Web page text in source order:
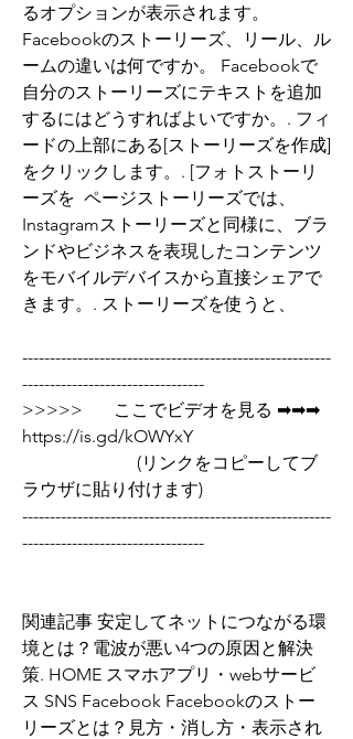
るオプションが表示されます。
Facebookのストーリーズ、リール、ル
ームの違いは何ですか。 Facebookで
自分のストーリーズにテキストを追加
するにはどうすればよいですか。. フィ
ードの上部にある[ストーリーズを作成]
をクリックします。. [フォトストーリ
ーズを  ページストーリーズでは、
Instagramストーリーズと同様に、ブラ
ンドやビジネスを表現したコンテンツ
をモバイルデバイスから直接シェアで
きます。. ストーリーズを使うと、
--------------------------------------------------------
---------------------------------
>>>>>       ここでビデオを見る ➡➡➡
https://is.gd/kOWYxY
ラウザに貼り付けます)
--------------------------------------------------------
---------------------------------
関連記事 安定してネットにつながる環
境とは？電波が悪い4つの原因と解決
策. HOME スマホアプリ・webサービ
ス SNS Facebook Facebookのストー
リーズとは？見方・消し方・表示され